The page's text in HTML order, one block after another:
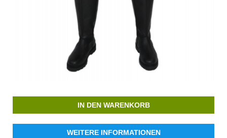
IN DEN WARENKORB
WEITERE INFORMATIONEN